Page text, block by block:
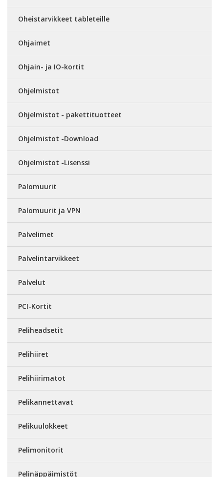
Oheistarvikkeet tableteille
Ohjaimet
Ohjain- ja IO-kortit
Ohjelmistot
Ohjelmistot - pakettituotteet
Ohjelmistot -Download
Ohjelmistot -Lisenssi
Palomuurit
Palomuurit ja VPN
Palvelimet
Palvelintarvikkeet
Palvelut
PCI-Kortit
Peliheadsetit
Pelihiiret
Pelihiirimatot
Pelikannettavat
Pelikuulokkeet
Pelimonitorit
Pelinäppäimistöt